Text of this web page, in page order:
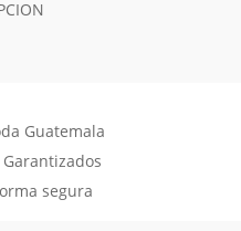
Guatemala
segura